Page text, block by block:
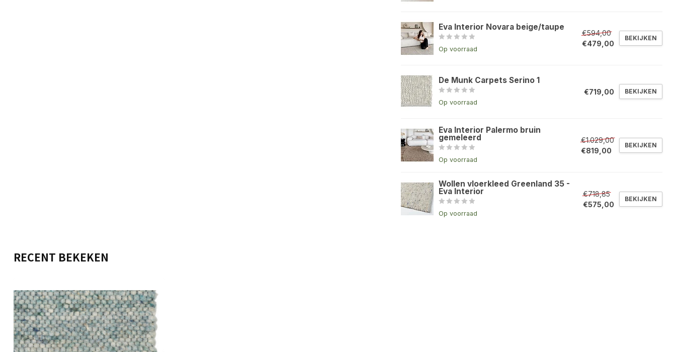
Eva Interior Novara beige/taupe
Op voorraad
€594,00
€479,00
BEKIJKEN
De Munk Carpets Serino 1
Op voorraad
€719,00 BEKIJKEN
Eva Interior Palermo bruin
gemeleerd
Op voorraad
€1.029,00
€819,00
BEKIJKEN
Wollen vloerkleed Greenland 35 -
Eva Interior
Op voorraad
€718,85
€575,00
BEKIJKEN
RECENT BEKEKEN